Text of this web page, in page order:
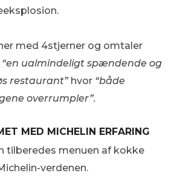
med 4stjerner og omtaler
“en ualmindeligt spændende og
restaurant”hvor “både
overrumpler”.
MED MICHELIN ERFARING
tilberedes menuen af kokke
verdenen.